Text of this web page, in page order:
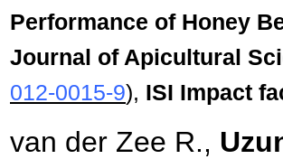
Performance of Honey
Journal of Apicultural
012-0015-9), ISI Impact
van der Zee R.,